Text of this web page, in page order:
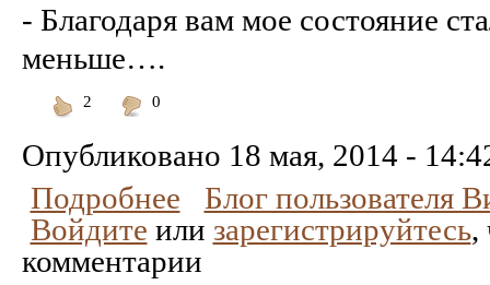
- Благодаря вам мое состояние
меньше….
2
0
Опубликовано 18 мая, 2014 -
Подробнее
Блог пользователя
Войдите или зарегистрируйтесь,
комментарии